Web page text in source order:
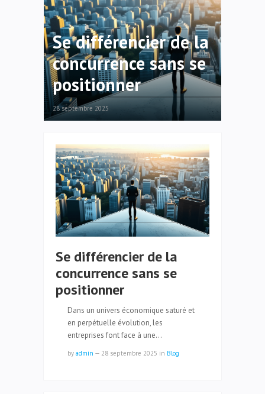
Se différencier de la
concurrence sans se
positionner
28 septembre 2025
Se différencier de la
concurrence sans se
positionner
Dans un univers économique saturé et
en perpétuelle évolution, les
entreprises font face à une…
by admin — 28 septembre 2025 in Blog